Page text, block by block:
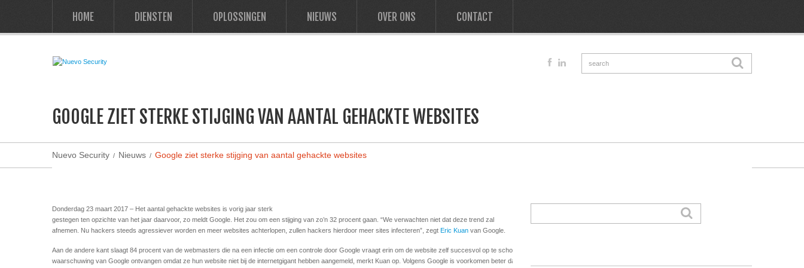
HOME DIENSTEN OPLOSSINGEN NIEUWS OVER ONS CONTACT
GOOGLE ZIET STERKE STIJGING VAN AANTAL GEHACKTE WEBSITES
Nuevo Security Nieuws Google ziet sterke stijging van aantal gehackte websites
Donderdag 23 maart 2017 – Het aantal gehackte websites is vorig jaar sterk
gestegen ten opzichte van het jaar daarvoor, zo meldt Google. Het zou om een stijging van zo’n 32 procent gaan. “We verwachten niet dat deze trend zal
afnemen. Nu hackers steeds agressiever worden en meer websites achterlopen, zullen hackers hierdoor meer sites infecteren”, zegt Eric Kuan van Google.
Aan de andere kant slaagt 84 procent van de webmasters die na een infectie om een controle door Google vraagt erin om de website zelf succesvol op te schonen. 61 procent van de webmasters die wordt gehackt zou echter nooit een
waarschuwing van Google ontvangen omdat ze hun website niet bij de internetgigant hebben aangemeld, merkt Kuan op. Volgens Google is voorkomen beter dan genezen en webmasters krijgen dan ook het advies om patches en updates